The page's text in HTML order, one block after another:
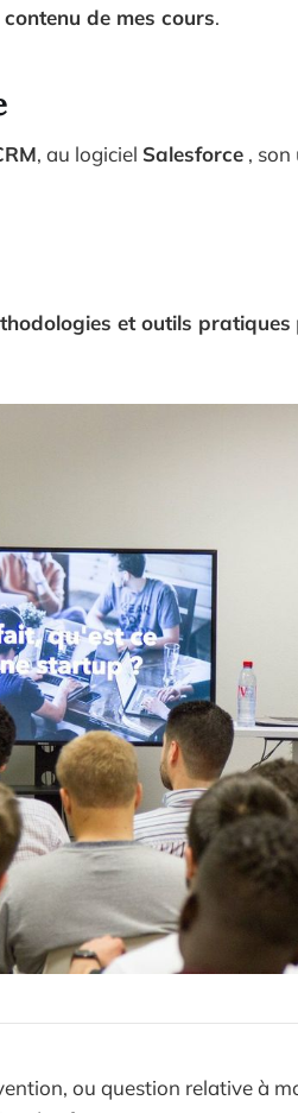
de mes cours.
, au logiciel Salesforce ,
et outils pratiques
ou question relative à